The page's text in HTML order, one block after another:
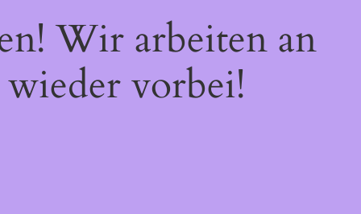
Wir arbeiten an
vorbei!